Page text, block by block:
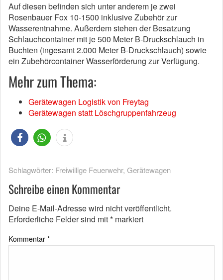
Auf diesen befinden sich unter anderem je zwei
Rosenbauer Fox 10-1500 inklusive Zubehör zur
Wasserentnahme. Außerdem stehen der Besatzung
Schlauchcontainer mit je 500 Meter B-Druckschlauch in
Buchten (ingesamt 2.000 Meter B-Druckschlauch) sowie
ein Zubehörcontainer Wasserförderung zur Verfügung.
Mehr zum Thema:
Gerätewagen Logistik von Freytag
Gerätewagen statt Löschgruppenfahrzeug
Schlagwörter: Freiwillige Feuerwehr, Gerätewagen
Schreibe einen Kommentar
Deine E-Mail-Adresse wird nicht veröffentlicht.
Erforderliche Felder sind mit* markiert
Kommentar *